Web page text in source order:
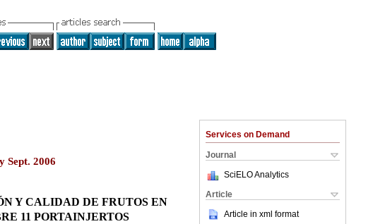
Services on Demand
Journal
SciELO Analytics
Article
Article in xml format
Sept. 2006
Y CALIDAD DE FRUTOS EN
11 PORTAINJERTOS